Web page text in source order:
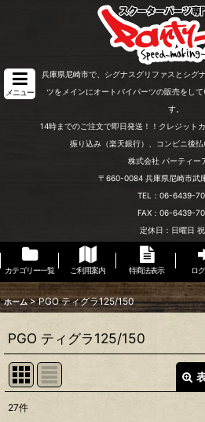
メニュー
兵庫県尼崎市で、シグナスグリファスとシグ
ツをメインにオートバイパーツの販売をし
す。
14時までのご注文で即日発送！！クレジット
振り込み（楽天銀行）、コンビニ後払
株式会社 パーティー
〒660-0084 兵庫県尼崎市武
TEL：06-6439-
FAX：06-6439-
定休日：日曜日
カテゴリー一覧 ご利用案内 特商法表示 ロ
ホーム > PGO ティグラ125/150
PGO ティグラ125/150
27件